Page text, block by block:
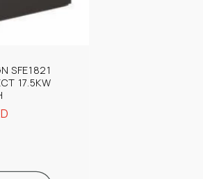
SFE1821
17.5KW